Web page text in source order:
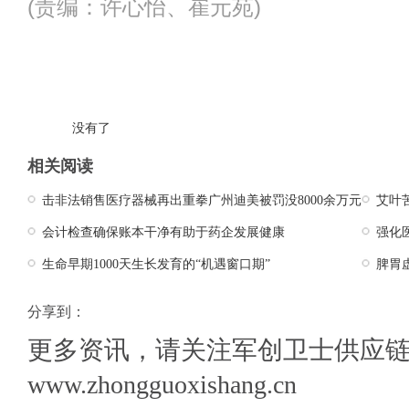
(责编：许心怡、崔元苑)
没有了
相关阅读
击非法销售医疗器械再出重拳广州迪美被罚没8000余万元 艾叶
会计检查确保账本干净有助于药企发展健康 强化
生命早期1000天生长发育的“机遇窗口期” 脾胃
分享到：
更多资讯，请关注军创卫士供应
www.zhongguoxishang.cn